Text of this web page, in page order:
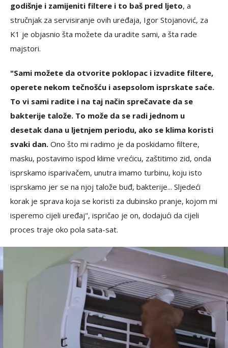
godišnje i zamijeniti filtere i to baš pred ljeto, a
stručnjak za servisiranje ovih uređaja, Igor Stojanović, za
K1 je objasnio šta možete da uradite sami, a šta rade
majstori.
"Sami možete da otvorite poklopac i izvadite filtere,
operete nekom tečnošću i asepsolom isprskate saće.
To vi sami radite i na taj način sprečavate da se
bakterije talože. To može da se radi jednom u
desetak dana u ljetnjem periodu, ako se klima koristi
svaki dan. Ono što mi radimo je da poskidamo filtere,
masku, postavimo ispod klime vrećicu, zaštitimo zid, onda
isprskamo isparivačem, unutra imamo turbinu, koju isto
isprskamo jer se na njoj talože buđ, bakterije... Sljedeći
korak je sprava koja se koristi za dubinsko pranje, kojom mi
isperemo cijeli uređaj", ispričao je on, dodajući da cijeli
proces traje oko pola sata-sat.